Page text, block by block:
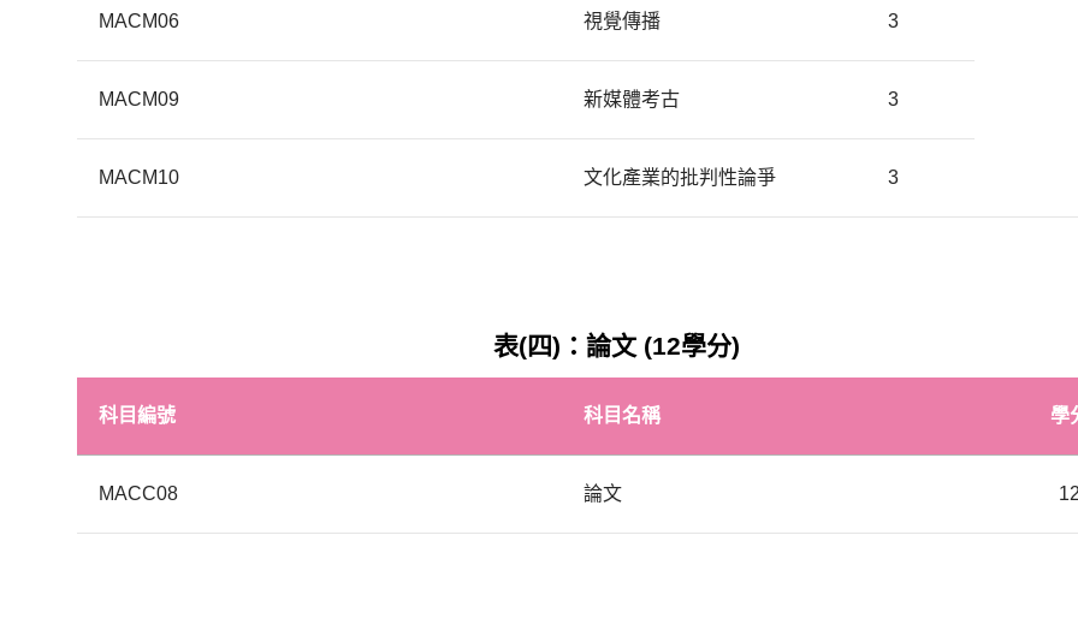
MACM06 視覺傳播 3
MACM09 新媒體考古 3
MACM10 文化產業的批判性論爭 3
表(四)：論文 (12學分)
科目編號 科目名稱 學
MACC08 論文